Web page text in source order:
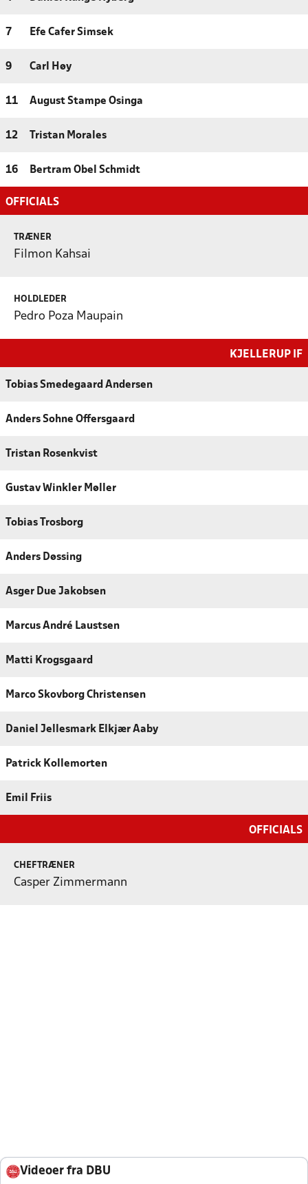
7 Efe Cafer Simsek
9 Carl Høy
11 August Stampe Osinga
12 Tristan Morales
16 Bertram Obel Schmidt
OFFICIALS
TRÆNER
Filmon Kahsai
HOLDLEDER
Pedro Poza Maupain
KJELLERUP IF
Tobias Smedegaard Andersen
Anders Sohne Offersgaard
Tristan Rosenkvist
Gustav Winkler Møller
Tobias Trosborg
Anders Døssing
Asger Due Jakobsen
Marcus André Laustsen
Matti Krogsgaard
Marco Skovborg Christensen
Daniel Jellesmark Elkjær Aaby
Patrick Kollemorten
Emil Friis
OFFICIALS
CHEFTRÆNER
Casper Zimmermann
Videoer fra DBU